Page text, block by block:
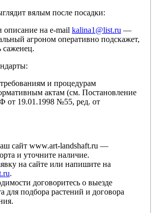
вялым после посадки:
описание на e-mail kalina1@list.ru —
агроном оперативно подскажет,
саженец.
и процедурам
актам (см. Постановление
от 19.01.1998 №55, ред. от
сайт www.art-landshaft.ru —
и уточните наличие.
на сайте или напишите на
.
договоритесь о выезде
для подбора растений и договора